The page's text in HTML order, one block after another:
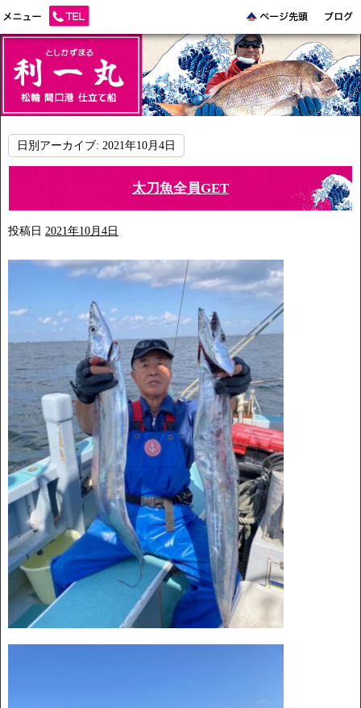
日別アーカイブ: 2021年10月4日
太刀魚全員GET
投稿日 2021年10月4日